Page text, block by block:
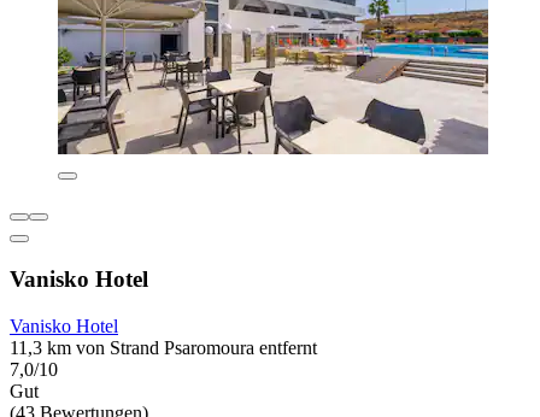
Vanisko Hotel
Vanisko Hotel
11,3 km von Strand Psaromoura entfernt
7,0/10
Gut
(43 Bewertungen)